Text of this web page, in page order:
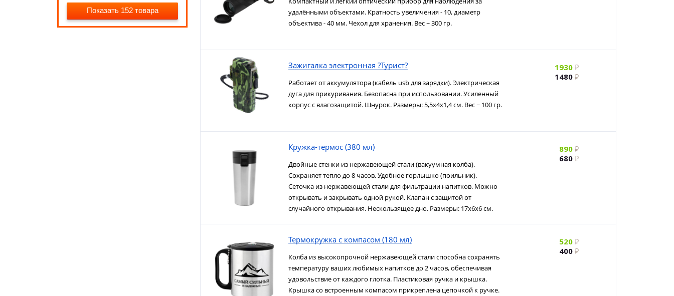
Показать 152 товара
удалёнными объектами. Кратность увеличения - 10, диаметр
объектива - 40 мм. Чехол для хранения. Вес ~ 300 гр.
Зажигалка электронная ?Турист?
Работает от аккумулятора (кабель usb для зарядки). Электрическая
дуга для прикуривания. Безопасна при использовании. Усиленный
корпус с влагозащитой. Шнурок. Размеры: 5,5х4х1,4 см. Вес ~ 100 гр.
1930
1480
Кружка-термос (380 мл)
Двойные стенки из нержавеющей стали (вакуумная колба).
Сохраняет тепло до 8 часов. Удобное горлышко (поильник).
Сеточка из нержавеющей стали для фильтрации напитков. Можно
открывать и закрывать одной рукой. Клапан с защитой от
случайного открывания. Нескользящее дно. Размеры: 17х6х6 см.
890
680
Термокружка с компасом (180 мл)
Колба из высокопрочной нержавеющей стали способна сохранять
температуру ваших любимых напитков до 2 часов, обеспечивая
удовольствие от каждого глотка. Пластиковая ручка и крышка.
Крышка со встроенным компасом прикреплена цепочкой к ручке.
520
400